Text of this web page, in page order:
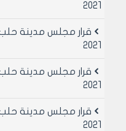
2021
2021
2021
2021